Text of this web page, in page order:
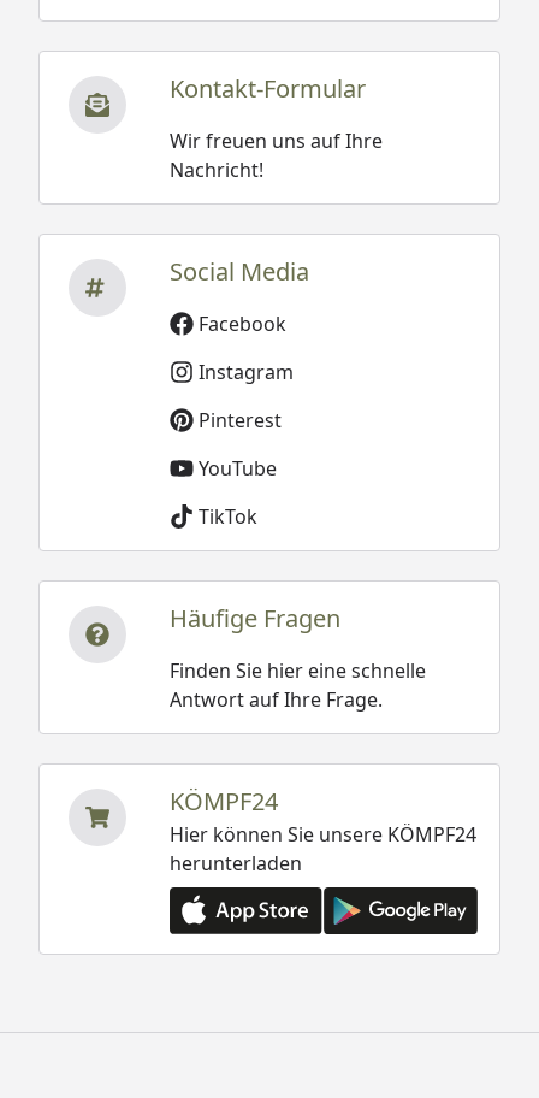
Kontakt-Formular
Wir freuen uns auf Ihre
Nachricht!
Social Media
Facebook
Instagram
Pinterest
YouTube
TikTok
Häufige Fragen
Finden Sie hier eine schnelle
Antwort auf Ihre Frage.
KÖMPF24
Hier können Sie unsere KÖMPF24
herunterladen